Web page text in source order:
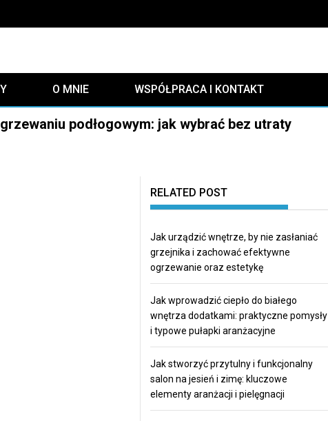
O MNIE WSPÓŁPRACA I KONTAKT
podłogowym: jak wybrać bez utraty
RELATED POST
Jak urządzić wnętrze, by nie zasłaniać
grzejnika i zachować efektywne
ogrzewanie oraz estetykę
Jak wprowadzić ciepło do białego
wnętrza dodatkami: praktyczne pomysły
i typowe pułapki aranżacyjne
Jak stworzyć przytulny i funkcjonalny
salon na jesień i zimę: kluczowe
elementy aranżacji i pielęgnacji